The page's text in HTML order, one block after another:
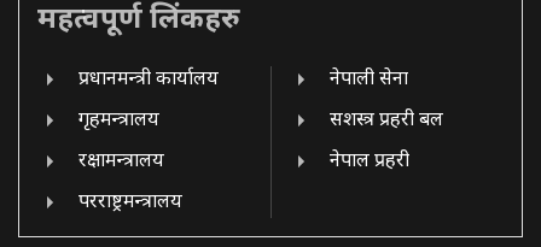
महत्वपूर्ण लिंकहरु
प्रधानमन्त्री कार्यालय
गृहमन्त्रालय
रक्षामन्त्रालय
परराष्ट्रमन्त्रालय
नेपाली सेना
सशस्त्र प्रहरी बल
नेपाल प्रहरी